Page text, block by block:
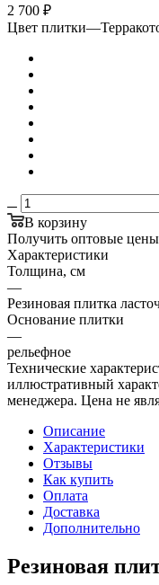
2 700 ₽
Цвет плитки—
В корзину
Получить оптовые цены
Характеристики
Толщина, см
—
Резиновая плитка
Основание плитки
—
рельефное
Технические
иллюстративный
менеджера. Цена не
Описание
Характеристики
Отзывы
Как купить
Оплата
Доставка
Дополнительно
Резиновая